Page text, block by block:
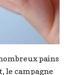
pains
le campagne